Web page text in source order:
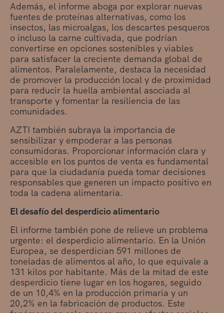
Además, el informe aboga por explorar nuevas
fuentes de proteínas alternativas, como los
insectos, las microalgas, los descartes pesqueros
o incluso la carne cultivada, que podrían
convertirse en opciones sostenibles y viables
para satisfacer la creciente demanda global de
alimentos. Paralelamente, destaca la necesidad
de promover la producción local y de proximidad
para reducir la huella ambiental asociada al
transporte y fomentar la resiliencia de las
comunidades.
AZTI también subraya la importancia de
sensibilizar y empoderar a las personas
consumidoras. Proporcionar información clara y
accesible en los puntos de venta es fundamental
para que la ciudadanía pueda tomar decisiones
responsables que generen un impacto positivo en
toda la cadena alimentaria.
El desafío del desperdicio alimentario
El informe también pone de relieve un problema
urgente: el desperdicio alimentario. En la Unión
Europea, se desperdician 591 millones de
toneladas de alimentos al año, lo que equivale a
131 kilos por habitante. Más de la mitad de este
desperdicio tiene lugar en los hogares, seguido
de un 10,4% en la producción primaria y un
20,2% en la fabricación de productos. Este